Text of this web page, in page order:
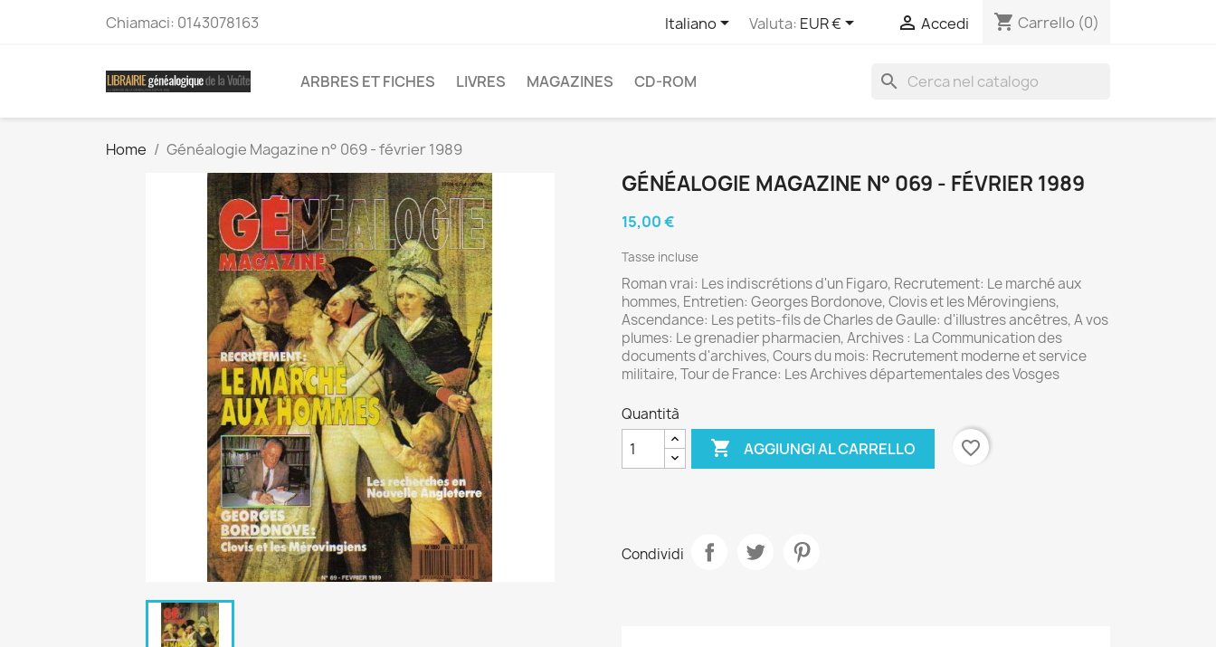
Chiamaci: 0143078163 Italiano Valuta: EUR €  Accedi shopping_cart Carrello (0)
ARBRES ET FICHES LIVRES MAGAZINES CD-ROM search
Home Généalogie Magazine n° 069 - février 1989
GÉNÉALOGIE MAGAZINE N° 069 - FÉVRIER 1989
15,00 €
Tasse incluse
Roman vrai: Les indiscrétions d'un Figaro, Recrutement: Le marché aux
hommes, Entretien: Georges Bordonove, Clovis et les Mérovingiens,
Ascendance: Les petits-fils de Charles de Gaulle: d'illustres ancêtres, A vos
plumes: Le grenadier pharmacien, Archives : La Communication des
documents d'archives, Cours du mois: Recrutement moderne et service
militaire, Tour de France: Les Archives départementales des Vosges
Quantità
 AGGIUNGI AL CARRELLO favorite_border
Condividi